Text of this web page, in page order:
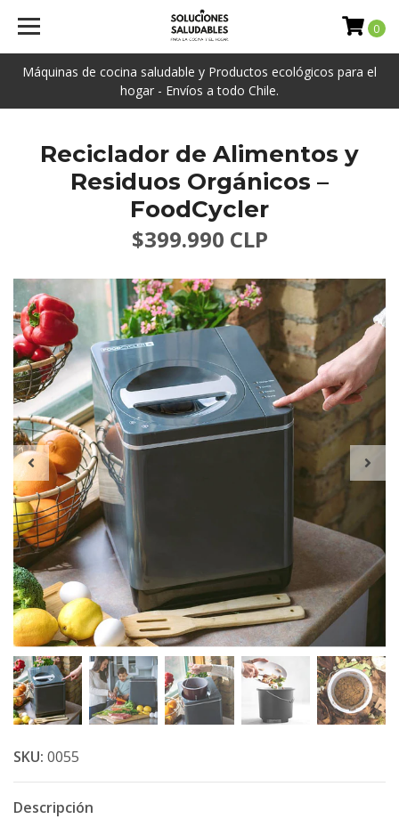
Máquinas de cocina saludable y Productos ecológicos para el
hogar - Envíos a todo Chile.
0
Reciclador de Alimentos y
Residuos Orgánicos –
FoodCycler
$399.990 CLP
SKU: 0055
Descripción